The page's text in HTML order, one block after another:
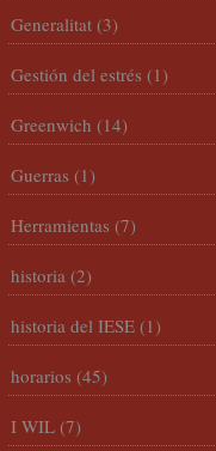
Generalitat (3)
Gestión del estrés (1)
Greenwich (14)
Guerras (1)
Herramientas (7)
historia (2)
historia del IESE (1)
horarios (45)
I WIL (7)